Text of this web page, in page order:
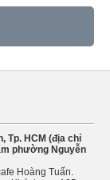
Tp. HCM (địa chỉ
phường Nguyễn
Hoàng Tuấn.